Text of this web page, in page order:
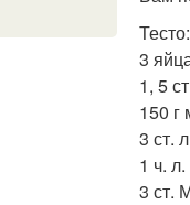
Тесто:
3
1, 5
150 г
3 ст.
1 ч.
3 ст.